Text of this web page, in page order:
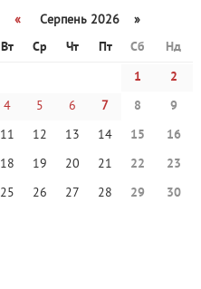
«
Серпень 2026 »
Вт Ср Чт Пт Сб
Нд
1
2
4 5 6 7 8
9
11 12 13 14 15
16
18 19 20 21 22
23
25 26 27 28 29
30